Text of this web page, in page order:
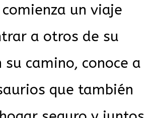
un viaje
a otros de su
su camino, conoce a
que también